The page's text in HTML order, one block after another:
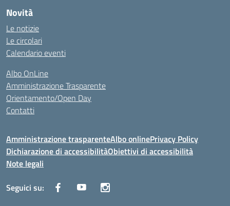
Novità
Le notizie
Le circolari
Calendario eventi
Albo OnLine
Amministrazione Trasparente
Orientamento/Open Day
Contatti
Amministrazione trasparenteAlbo onlinePrivacy Policy
Dichiarazione di accessibilitàObiettivi di accessibilità
Note legali
Seguici su: